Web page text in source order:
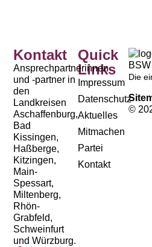
Die
©
Quick
Links
Impressum
Datenschutz
Aktuelles
Mitmachen
Partei
Kontakt
Kontakt
Ansprechpartnerinnen
und -partner in
den
Landkreisen
Aschaffenburg,
Bad
Kissingen,
Haßberge,
Kitzingen,
Main-
Spessart,
Miltenberg,
Rhön-
Grabfeld,
Schweinfurt
und Würzburg.